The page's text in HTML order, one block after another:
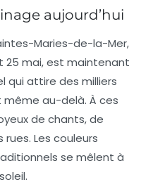
aujourd’hui
Maries-de-la-Mer,
25 mai, est maintenant
qui attire des milliers
même au-delà. À ces
de chants, de
Les couleurs
se mêlent à